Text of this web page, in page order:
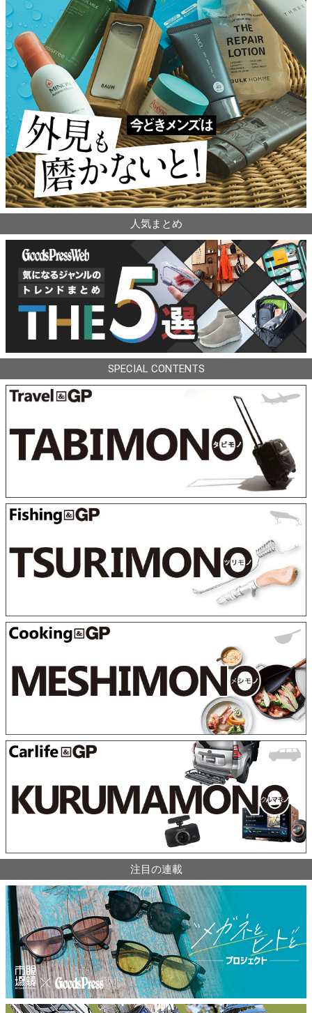
人気まとめ
SPECIAL CONTENTS
注目の連載